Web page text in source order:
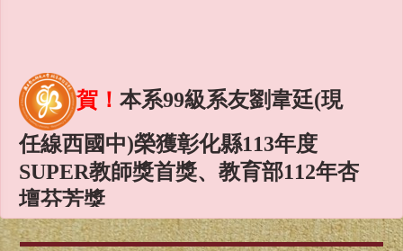
任線西國中)榮獲彰化縣113年度
SUPER教師獎首獎、教育部112年杏
壇芬芳獎
賀！本系謝麗紅教授、林淑君